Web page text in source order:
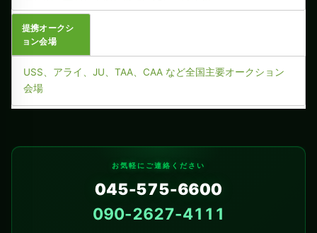
提携オークシ
ョン会場
USS、アライ、JU、TAA、CAA など全国主要オークション
会場
お気軽にご連絡ください
045-575-6600
090-2627-4111